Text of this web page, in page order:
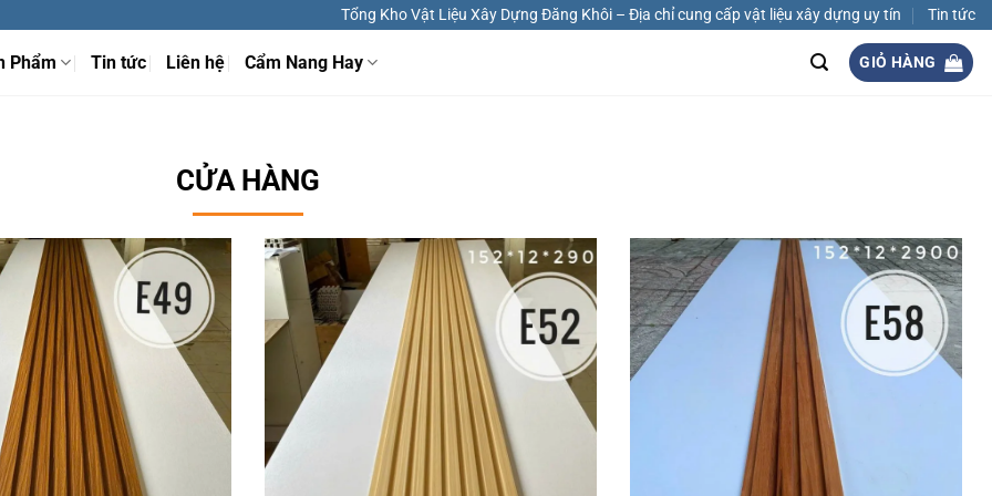
Tổng Kho Vật Liệu Xây Dựng Đăng Khôi – Địa chỉ cung cấp vật liệu xây dựng uy tín Tin tức
Phẩm Tin tức Liên hệ Cẩm Nang Hay GIỎ HÀNG
CỬA HÀNG